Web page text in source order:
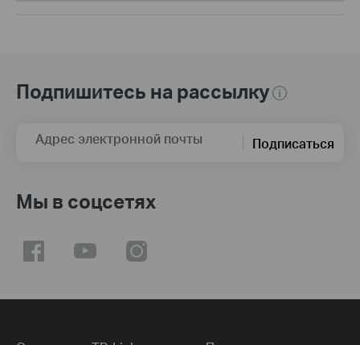
Подпишитесь на рассылку
Адрес электронной почты Подписаться
Мы в соцсетях